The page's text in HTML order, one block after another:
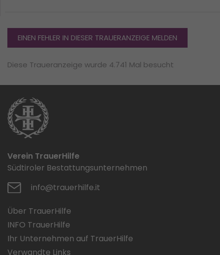
EINEN FEHLER IN DIESER TRAUERANZEIGE MELDEN
Diese Traueranzeige wurde 4.741 Mal besucht
Verein TrauerHilfe
Südtiroler Bestattungsunternehmen
info@trauerhilfe.it
Über TrauerHilfe
INFO TrauerHilfe
Ihr Unternehmen auf TrauerHilfe
Verwandte Links